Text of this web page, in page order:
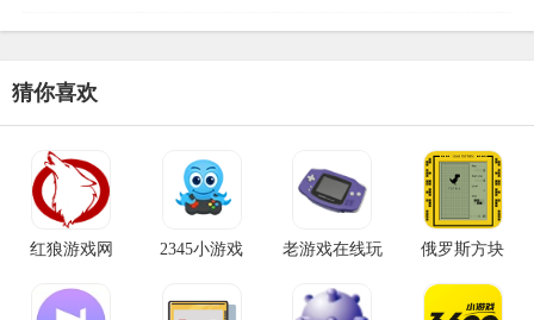
猜你喜欢
红狼游戏网 2345小游戏 老游戏在线玩 俄罗斯方块